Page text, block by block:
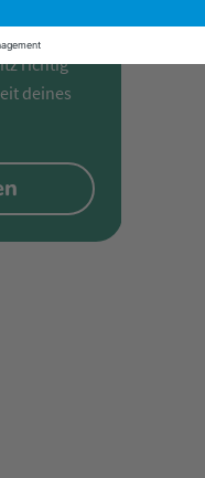
und
richtig
deines